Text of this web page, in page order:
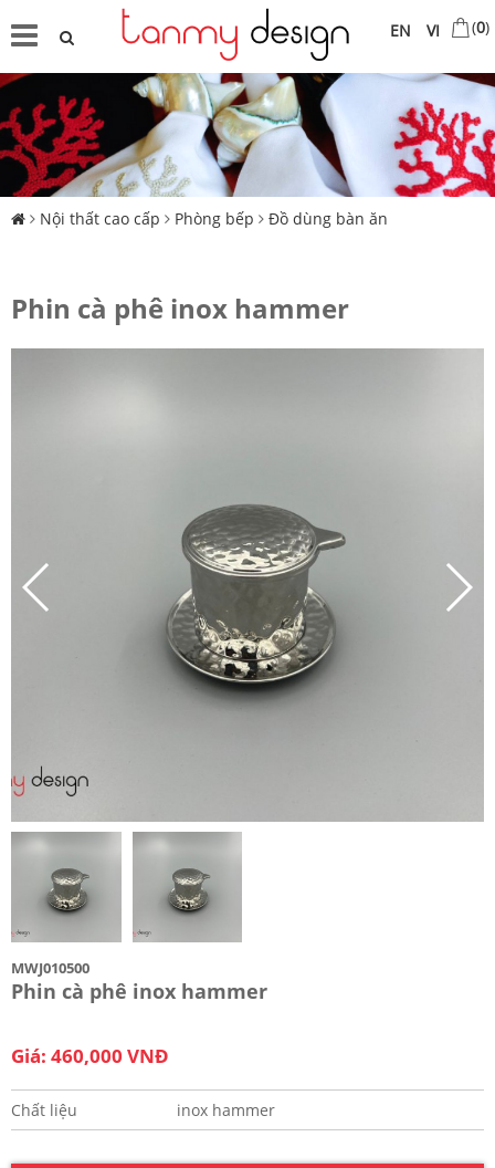
VI
EN (0)
Nội thất cao cấp Phòng bếp Đồ dùng bàn ăn
Phin cà phê inox hammer
MWJ010500
Phin cà phê inox hammer
Giá: 460,000 VNĐ
Chất liệu inox hammer